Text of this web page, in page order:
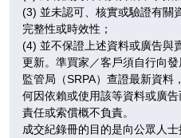
11
即將發售
A1
908呎
4房(1套)
(3) 並未認可、核實或驗證有關
完整性或時效性；
(4) 並不保證上述資料或廣告與
更新。準買家／客戶須自行向
監管局（SRPA）查證最新資料
何因依賴或使用該等資料或廣告
責任或索償概不負責。
成交紀錄冊的目的是向公眾人